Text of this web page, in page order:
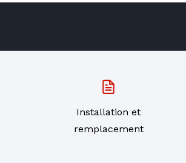
Installation et
remplacement